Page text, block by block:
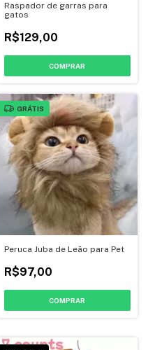
Raspador de garras para
gatos
R$129,00
COMPRAR
GRÁTIS
Peruca Juba de Leão para Pet
R$97,00
COMPRAR